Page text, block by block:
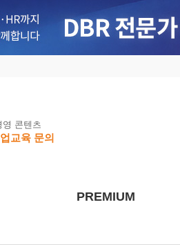
영 콘텐츠
교육 문의
PREMIUM